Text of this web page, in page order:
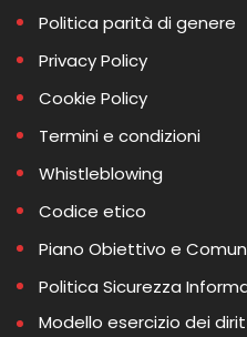
Politica parità di genere
Privacy Policy
Cookie Policy
Termini e condizioni
Whistleblowing
Codice etico
Piano Obiettivo e
Politica Sicurezza
Modello esercizio dei